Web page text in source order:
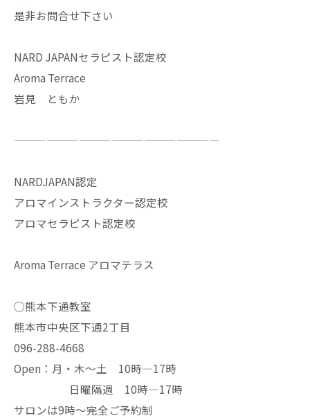
是非お問合せ下さい
NARD JAPANセラピスト認定校
Aroma Terrace
岩見 ともか
———————————————————
NARDJAPAN認定
アロマインストラクター認定校
アロマセラピスト認定校
Aroma Terrace アロマテラス
◯熊本下通教室
熊本市中央区下通2丁目
096-288-4668
Open：月・木〜土 10時—17時
日曜隔週 10時—17時
サロンは9時〜完全ご予約制